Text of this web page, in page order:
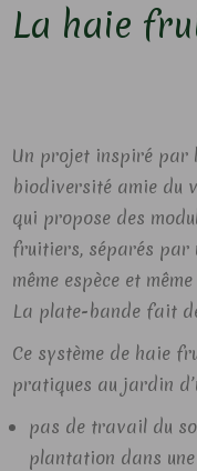
La haie
Un projet inspiré par
biodiversité amie du
qui propose des
fruitiers, séparés par
même espèce et
La plate-bande fait
Ce système de haie
pratiques au jardin
pas de travail du
plantation dans